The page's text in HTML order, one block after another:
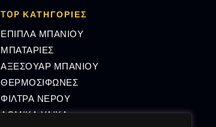
TOP ΚΑΤΗΓΟΡΙΕΣ
ΕΠΙΠΛΑ ΜΠΑΝΙΟΥ
ΜΠΑΤΑΡΙΕΣ
ΑΞΕΣΟΥΑΡ ΜΠΑΝΙΟΥ
ΘΕΡΜΟΣΙΦΩΝΕΣ
ΦΙΛΤΡΑ ΝΕΡΟΥ
ΔΟΜΙΚΑ ΥΛΙΚΑ